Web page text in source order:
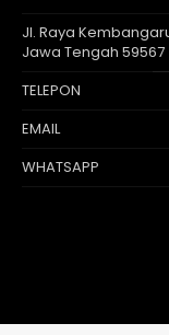
Jl. Raya
Jawa Tengah 59567
TELEPON
EMAIL
WHATSAPP